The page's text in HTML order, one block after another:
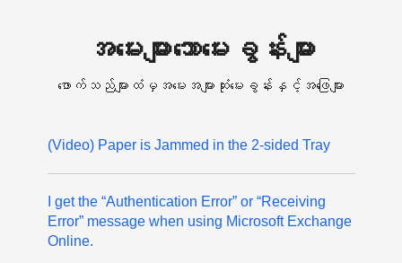
အမေးများသောမေးခွန်းများ
ဖောက်သည်များထံမှအမေးအများဆုံးမေးခွန်းနှင့်အဖြေများ
(Video) Paper is Jammed in the 2-sided Tray
I get the “Authentication Error” or “Receiving
Error” message when using Microsoft Exchange
Online.